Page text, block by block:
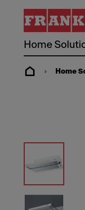
Home
Home